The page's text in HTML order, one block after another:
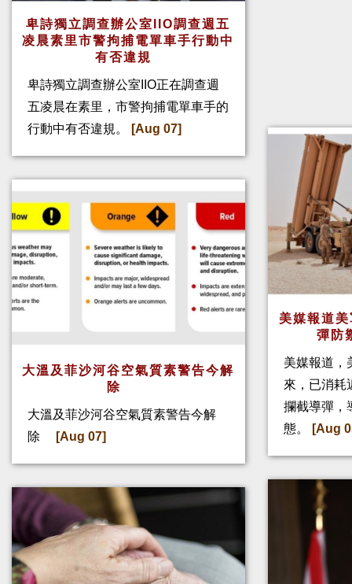
卑詩獨立調查辦公室IIO調查週五
凌晨素里市警拘捕電單車手行動中
有否違規
卑詩獨立調查辦公室IIO正在調查週
五凌晨在素里，市警拘捕電單車手的
行動中有否違規。
[Aug 07]
大溫及菲沙河谷空氣質素警告今解
除
大溫及菲沙河谷空氣質素警告今解
除
[Aug 07]
美媒報道
彈防
美媒報道，
來，已消耗
攔截導彈，
態。
[Aug